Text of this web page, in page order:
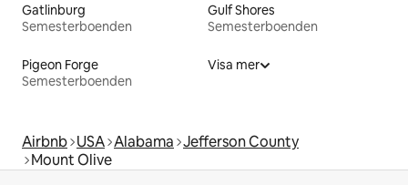
Gatlinburg
Semesterboenden
Gulf Shores
Semesterboenden
Pigeon Forge
Semesterboenden
Visa mer
Airbnb USA Alabama Jefferson County
Mount Olive